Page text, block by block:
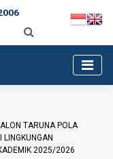
TARUNA POLA
LINGKUNGAN
2025/2026